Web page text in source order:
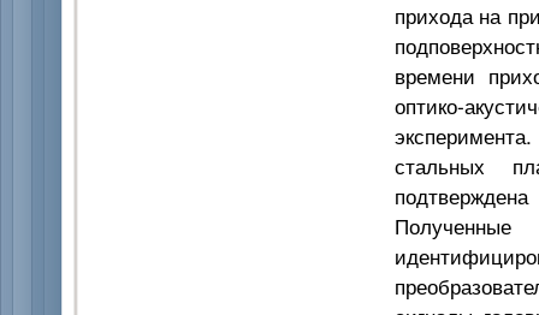
прихода на
времени
оптико-
стальных
Полученные